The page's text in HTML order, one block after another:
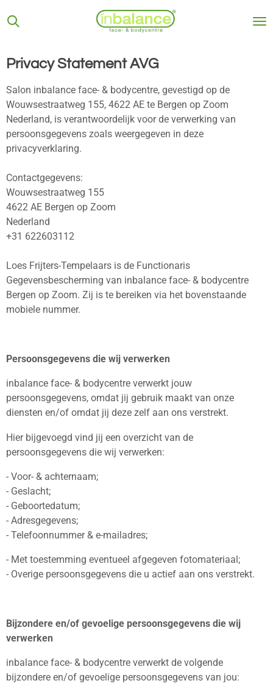
Ga
direct
de
hoofdinhoud
Privacy Statement AVG
Salon inbalance face- & bodycentre, gevestigd op de
Wouwsestraatweg 155, 4622 AE te Bergen op Zoom
Nederland, is verantwoordelijk voor de verwerking van
persoonsgegevens zoals weergegeven in deze
privacyverklaring.
Contactgegevens:
Wouwsestraatweg 155
4622 AE Bergen op Zoom
Nederland
+31 622603112
Loes Frijters-Tempelaars is de Functionaris
Gegevensbescherming van inbalance face- & bodycentre
Bergen op Zoom. Zij is te bereiken via het bovenstaande
mobiele nummer.
Persoonsgegevens die wij verwerken
inbalance face- & bodycentre verwerkt jouw
persoonsgegevens, omdat jij gebruik maakt van onze
diensten en/of omdat jij deze zelf aan ons verstrekt.
Hier bijgevoegd vind jij een overzicht van de
persoonsgegevens die wij verwerken:
- Voor- & achternaam;
- Geslacht;
- Geboortedatum;
- Adresgegevens;
- Telefoonnummer & e-mailadres;
- Met toestemming eventueel afgegeven fotomateriaal;
- Overige persoonsgegevens die u actief aan ons verstrekt.
Bijzondere en/of gevoelige persoonsgegevens die wij
verwerken
inbalance face- & bodycentre verwerkt de volgende
bijzondere en/of gevoelige persoonsgegevens van jou: